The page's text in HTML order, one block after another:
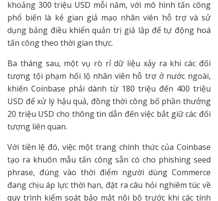
khoảng 300 triệu USD mỗi năm, với mô hình tấn công
phổ biến là kẻ gian giả mạo nhân viên hỗ trợ và sử
dụng bảng điều khiển quản trị giả lập để tự động hoá
tấn công theo thời gian thực.
Ba tháng sau, một vụ rò rỉ dữ liệu xảy ra khi các đối
tượng tội phạm hối lộ nhân viên hỗ trợ ở nước ngoài,
khiến Coinbase phải dành từ 180 triệu đến 400 triệu
USD để xử lý hậu quả, đồng thời công bố phần thưởng
20 triệu USD cho thông tin dẫn đến việc bắt giữ các đối
tượng liên quan.
Với tiền lệ đó, việc một trang chính thức của Coinbase
tạo ra khuôn mẫu tấn công sẵn có cho phishing seed
phrase, đúng vào thời điểm người dùng Commerce
đang chịu áp lực thời hạn, đặt ra câu hỏi nghiêm túc về
quy trình kiểm soát bảo mật nội bộ trước khi các tính